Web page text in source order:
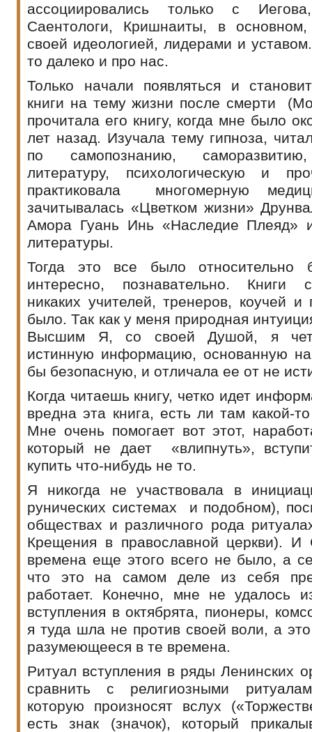
ассоциировались только с
Саентологи, Кришнаиты, в
своей идеологией, лидерами и
то далеко и про нас.
Только начали появляться и
книги на тему жизни после смерти
прочитала его книгу, когда мне было
лет назад. Изучала тему гипноза,
по самопознанию, саморазвитию,
литературу, психологическую и
практиковала многомерную
зачитывалась «Цветком жизни»
Амора Гуань Инь «Наследие Плеяд»
литературы.
Тогда это все было относительно
интересно, познавательно. Книги
никаких учителей, тренеров, коучей
было. Так как у меня природная
Высшим Я, со своей Душой, я
истинную информацию, основанную
бы безопасную, и отличала ее от не
Когда читаешь книгу, четко идет
вредна эта книга, есть ли там какой-
Мне очень помогает вот этот,
который не дает «влипнуть»,
купить что-нибудь не то.
Я никогда не участвовала в
рунических системах и подобном),
обществах и различного рода
Крещения в православной церкви).
времена еще этого всего не было, а
что это на самом деле из себя
работает. Конечно, мне не удалось
вступления в октябрята, пионеры,
я туда шла не против своей воли, а
разумеющееся в те времена.
Ритуал вступления в ряды Ленинских
сравнить с религиозными
которую произносят вслух
есть знак (значок), который